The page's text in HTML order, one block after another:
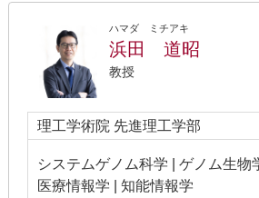
ハマダ ミチアキ
浜田 道昭
教授
理工学術院 先進理工学部
システムゲノム科学 | ゲノム生物
医療情報学 | 知能情報学